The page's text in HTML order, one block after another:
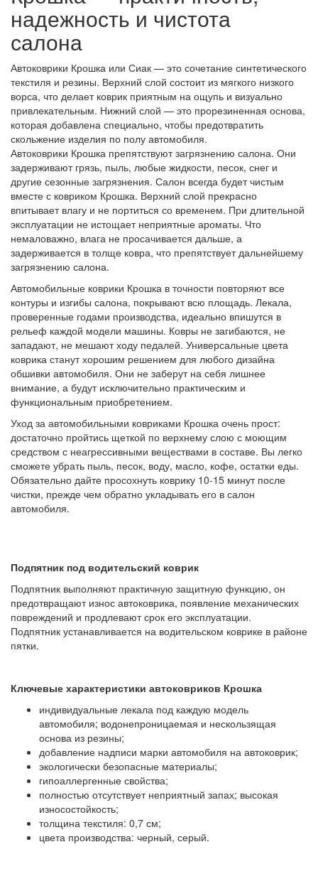
надежность и чистота
салона
Автоковрики Крошка или Сиак — это сочетание синтетического
текстиля и резины. Верхний слой состоит из мягкого низкого
ворса, что делает коврик приятным на ощупь и визуально
привлекательным. Нижний слой — это прорезиненная основа,
которая добавлена специально, чтобы предотвратить
скольжение изделия по полу автомобиля.
Автоковрики Крошка препятствуют загрязнению салона. Они
задерживают грязь, пыль, любые жидкости, песок, снег и
другие сезонные загрязнения. Салон всегда будет чистым
вместе с ковриком Крошка. Верхний слой прекрасно
впитывает влагу и не портиться со временем. При длительной
эксплуатации не истощает неприятные ароматы. Что
немаловажно, влага не просачивается дальше, а
задерживается в толще ковра, что препятствует дальнейшему
загрязнению салона.
Автомобильные коврики Крошка в точности повторяют все
контуры и изгибы салона, покрывают всю площадь. Лекала,
проверенные годами производства, идеально впишутся в
рельеф каждой модели машины. Ковры не загибаются, не
западают, не мешают ходу педалей. Универсальные цвета
коврика станут хорошим решением для любого дизайна
обшивки автомобиля. Они не заберут на себя лишнее
внимание, а будут исключительно практическим и
функциональным приобретением.
Уход за автомобильными ковриками Крошка очень прост:
достаточно пройтись щеткой по верхнему слою с моющим
средством с неагрессивными веществами в составе. Вы легко
сможете убрать пыль, песок, воду, масло, кофе, остатки еды.
Обязательно дайте просохнуть коврику 10-15 минут после
чистки, прежде чем обратно укладывать его в салон
автомобиля.
Подпятник под водительский коврик
Подпятник выполняют практичную защитную функцию, он
предотвращают износ автоковрика, появление механических
повреждений и продлевают срок его эксплуатации.
Подпятник устанавливается на водительском коврике в районе
пятки.
Ключевые характеристики автоковриков Крошка
индивидуальные лекала под каждую модель
автомобиля; водонепроницаемая и нескользящая
основа из резины;
добавление надписи марки автомобиля на автоковрик;
экологически безопасные материалы;
гипоаллергенные свойства;
полностью отсутствует неприятный запах; высокая
износостойкость;
толщина текстиля: 0,7 см;
цвета производства: черный, серый.